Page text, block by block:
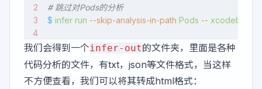
# 跳过对Pods的分析
$ infer run --skip-analysis-in-path Pods -- xcodebuild
我们会得到一个infer-out的文件夹，里面是各种
代码分析的文件，有txt，json等文件格式，当这样
不方便查看，我们可以将其转成html格式：